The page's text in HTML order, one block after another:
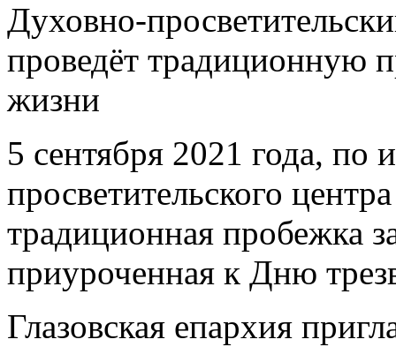
Духовно-
проведёт традиционную
жизни
5 сентября 2021 года, по
просветительского
традиционная пробежка
приуроченная к Дню
Глазовская епархия